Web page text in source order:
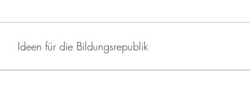
Ideen für die Bildungsrepublik